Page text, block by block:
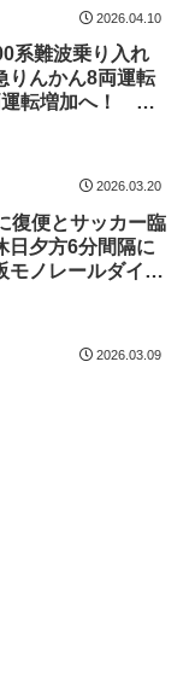
2026.04.10
系難波乗り入れ
りんかん8両運転
運転増加へ！ 南
2026.03.20
復便とサッカー臨
日夕方6分間隔に
ノレールダイヤ
2026.03.09